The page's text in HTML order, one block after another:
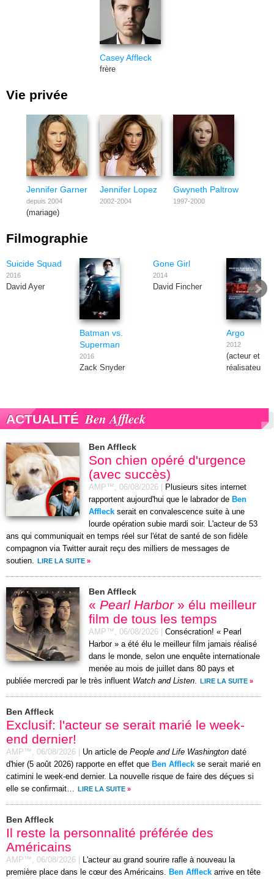
Casey Affleck
frère
Vie privée
Jennifer Garner
depuis 2004
(mariage)
Jennifer Lopez
2002-2004
Gwyneth Paltrow
1997-2000
Filmographie
Suicide Squad
2016
David Ayer
Batman vs.
Superman
2016
Zack Snyder
Gone Girl
2014
David Fincher
Argo
2012
(acteur et
réalisateur)
ACTUALITÉ Ben Affleck
Ben Affleck
Son chien opéré d'urgence
(avec succès)
AMP™, 06/08/2026
Plusieurs sites internet
rapportent aujourd'hui que le labrador de Ben
Affleck serait en convalescence suite à une
lourde opération subie mardi soir. L'acteur de 53
ans qui communiquait en temps réel sur l'état de santé de son fidèle
compagnon via Twitter aurait reçu des milliers de messages de
soutien.
LIRE LA SUITE »
Ben Affleck
« Pearl Harbor» élu meilleur
film de tous les temps
AMP™, 06/08/2026
Consécration! « Pearl
Harbor » a été élu le meilleur film jamais réalisé
dans le monde, selon une enquête internationale
menée au mois de juillet dans 80 pays et
publiée mercredi par le très influent Watch and Listen. LIRE LA SUITE »
Ben Affleck
Exclusif: l'acteur se serait marié le week-
end dernier!
AMP™, 06/08/2026 Un article de People and Life Washington daté
d'hier (5 août 2026) rapporte en effet que Ben Affleck se serait marié en
catimini le week-end dernier. La nouvelle risque de faire des déçues si
elle se confirmait…
LIRE LA SUITE »
Ben Affleck
Il reste la personnalité préférée des
Américains
AMP™, 06/08/2026
L'acteur au grand sourire rafle à nouveau la
première place dans le cœur des Américains. Ben Affleck arrive en tête